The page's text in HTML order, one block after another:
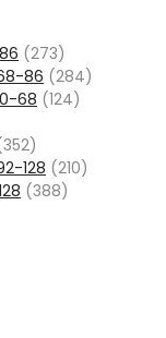
(273)
86 (284)
68 (124)
128 (210)
(388)